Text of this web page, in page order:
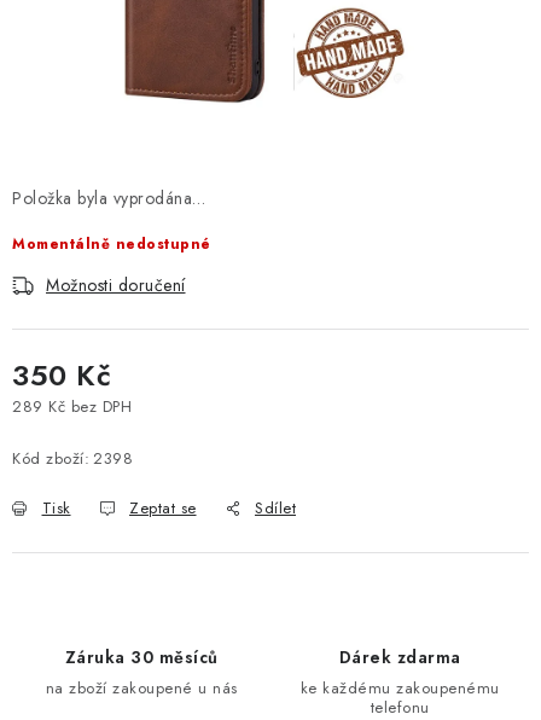
Položka byla vyprodána…
Momentálně nedostupné
Možnosti doručení
350 Kč
289 Kč bez DPH
Kód zboží: 2398
Tisk Zeptat se Sdílet
Záruka 30 měsíců
na zboží zakoupené u nás
Dárek zdarma
ke každému zakoupenému
telefonu